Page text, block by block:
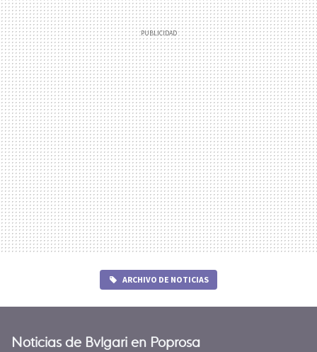
ARCHIVO DE NOTICIAS
Noticias de Bvlgari en Poprosa